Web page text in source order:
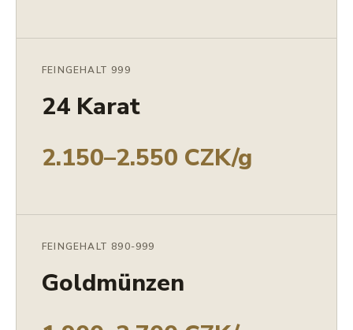
FEINGEHALT 999
24 Karat
2.150–2.550 CZK/g
FEINGEHALT 890-999
Goldmünzen